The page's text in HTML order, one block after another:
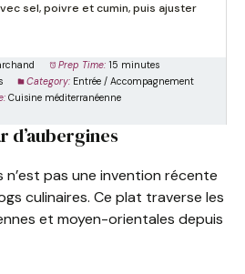
sel, poivre et cumin, puis ajuster
Prep Time: 15 minutes
Category: Entrée / Accompagnement
Cuisine méditerranéenne
d’aubergines
n’est pas une invention récente
culinaires. Ce plat traverse les
et moyen-orientales depuis